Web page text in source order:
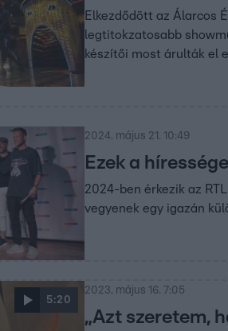
Elkezdődött az Álarcos
legtitokzatosabb
készítői most árulták el
2024. május 21. 10:49
Ezek a
2024-ben érkezik az
vegyenek egy igazán
5:20
2023. május 16. 7:05
„Azt szeretem,